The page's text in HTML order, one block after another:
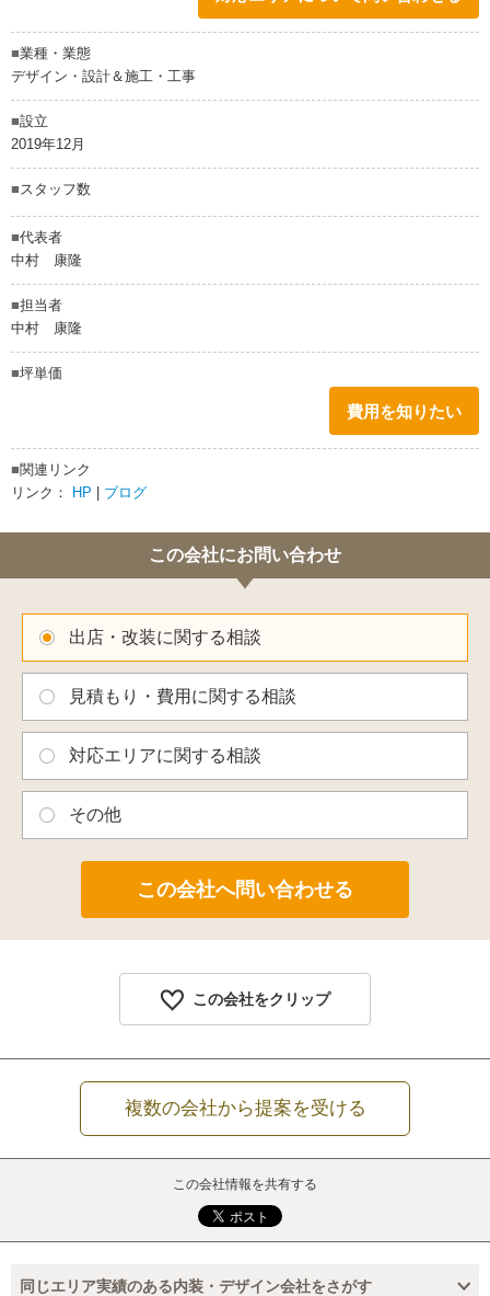
■業種・業態
デザイン・設計＆施工・工事
■設立
2019年12月
■スタッフ数
■代表者
中村 康隆
■担当者
中村 康隆
■坪単価
費用を知りたい
■関連リンク
リンク：
HP ブログ
この会社にお問い合わせ
出店・改装に関する相談
見積もり・費用に関する相談
対応エリアに関する相談
その他
この会社をクリップ
複数の会社から提案を受ける
この会社情報を共有する
同じエリア実績のある内装・デザイン会社をさがす